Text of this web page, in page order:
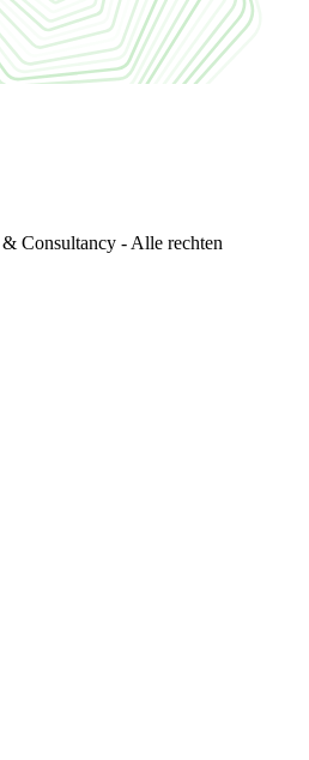
Consultancy - Alle rechten